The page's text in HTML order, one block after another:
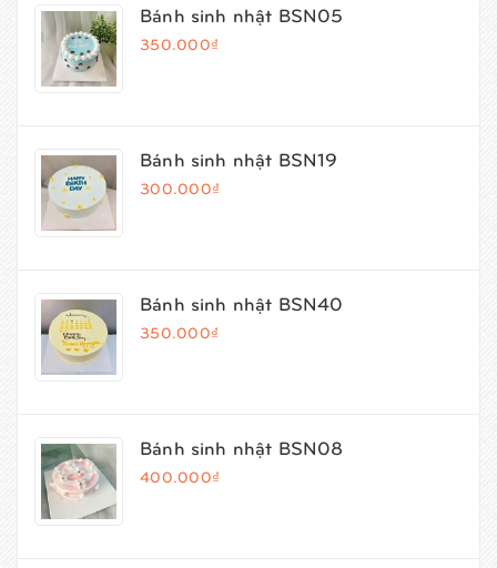
Bánh sinh nhật BSN05
350.000₫
Bánh sinh nhật BSN19
300.000₫
Bánh sinh nhật BSN40
350.000₫
Bánh sinh nhật BSN08
400.000₫